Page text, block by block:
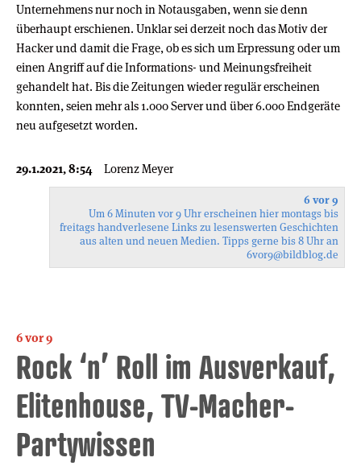
Unternehmens nur noch in Notausgaben, wenn sie denn
überhaupt erschienen. Unklar sei derzeit noch das Motiv der
Hacker und damit die Frage, ob es sich um Erpressung oder um
einen Angriff auf die Informations- und Meinungsfreiheit
gehandelt hat. Bis die Zeitungen wieder regulär erscheinen
konnten, seien mehr als 1.000 Server und über 6.000 Endgeräte
neu aufgesetzt worden.
29.1.2021, 8:54 Lorenz Meyer
6 vor 9
Um 6 Minuten vor 9 Uhr erscheinen hier montags bis
freitags handverlesene Links zu lesenswerten Geschichten
aus alten und neuen Medien. Tipps gerne bis 8 Uhr an
6vor9@bildblog.de
6 vor 9
Rock ‘n’ Roll im Ausverkauf,
Elitenhouse, TV-Macher-
Partywissen